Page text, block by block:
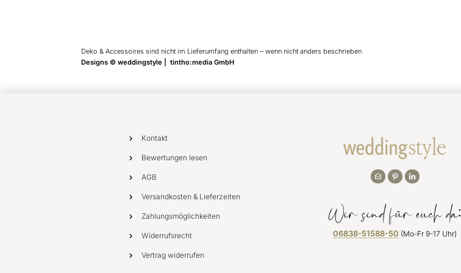
Deko & Accessoires sind nicht im Lieferumfang enthalten – wenn nicht anders beschrieben
Designs © weddingstyle | tintho:media GmbH
Kontakt
Bewertungen lesen
AGB
Versandkosten & Lieferzeiten
Zahlungsmöglichkeiten
Widerrufsrecht
Vertrag widerrufen
Wir sind für euch da:
06838-51588-50 (Mo-Fr 9-17 Uhr)